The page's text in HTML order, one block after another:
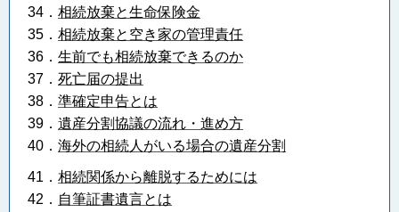
34． 相続放棄と生命保険金
35． 相続放棄と空き家の管理責任
36． 生前でも相続放棄できるのか
37． 死亡届の提出
38． 準確定申告とは
39． 遺産分割協議の流れ・進め方
40． 海外の相続人がいる場合の遺産分割
41． 相続関係から離脱するためには
42． 自筆証書遺言とは